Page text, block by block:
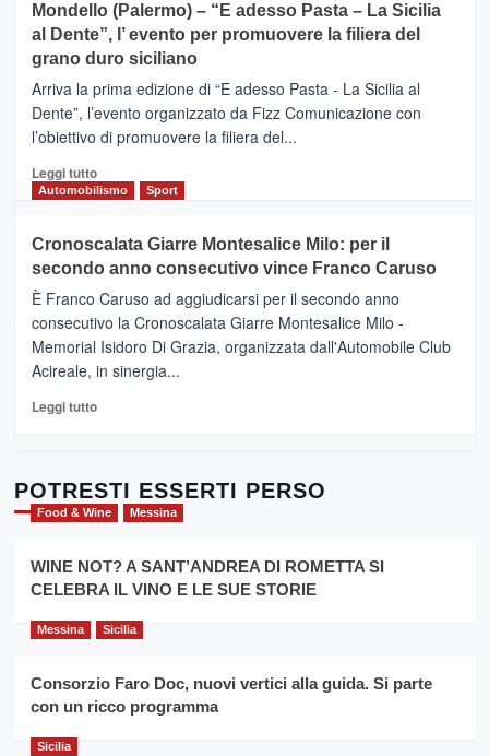
e
messaggi
di
CASTIGLIONE
DI
SICILIA
(Ct)
–
Il
Borgo
Gusto,
il
tra
sapori
vicoli
medievali
Mondello (Palermo) – “E adesso Pasta – La Sicilia
al Dente”, l’ evento per promuovere la filiera del
grano duro siciliano
Arriva la prima edizione di “E adesso Pasta - La Sicilia al
Dente”, l’evento organizzato da Fizz Comunicazione con
l’obiettivo di promuovere la filiera del...
Leggi tuttoLeggi
di
Mondello
(Palermo)
–
“E
adesso
Pasta
–
Sicilia
l’
evento
per
la
filiera
grano
Automobilismo Sport
Cronoscalata Giarre Montesalice Milo: per il
secondo anno consecutivo vince Franco Caruso
È Franco Caruso ad aggiudicarsi per il secondo anno
consecutivo la Cronoscalata Giarre Montesalice Milo -
Memorial Isidoro Di Grazia, organizzata dall'Automobile Club
Acireale, in sinergia...
Leggi tuttoLeggi
Cronoscalata
Giarre
Montesalice
per
il
anno
Franco
Caruso
POTRESTI ESSERTI PERSO
Food & Wine Messina
WINE NOT? A SANT’ANDREA DI ROMETTA SI
CELEBRA IL VINO E LE SUE STORIE
Messina Sicilia
Consorzio Faro Doc, nuovi vertici alla guida. Si parte
con un ricco programma
Sicilia